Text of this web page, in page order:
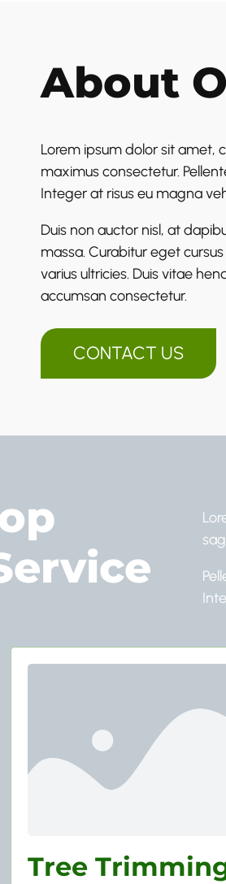
About
Lorem ipsum dolor sit amet,
maximus consectetur.
Integer at risus eu magna
Duis non auctor nisl, at
massa. Curabitur eget
varius ultricies. Duis vitae
accumsan consectetur.
CONTACT US
Tree